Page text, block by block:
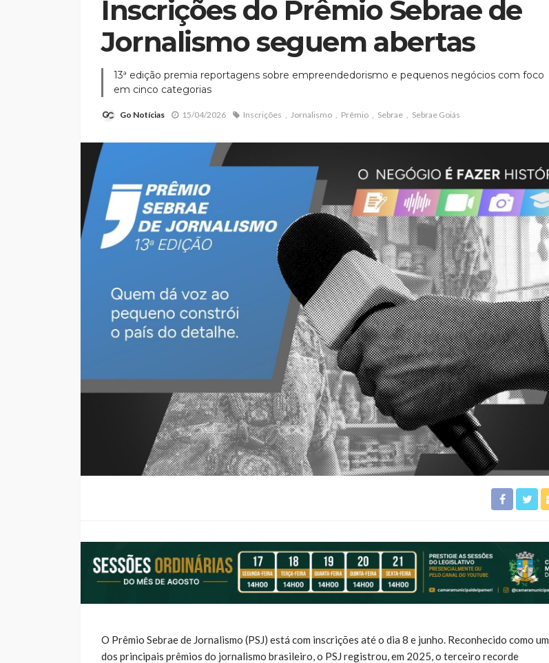
Inscrições do Prêmio Sebrae de
Jornalismo seguem abertas
13ª edição premia reportagens sobre empreendedorismo e pequenos negócios com foco
em cinco categorias
Go Notícias 15/04/2026 Inscrições Jornalismo Prêmio Sebrae Sebrae Goiás
O Prêmio Sebrae de Jornalismo (PSJ) está com inscrições até o dia 8 e junho. Reconhecido como um
dos principais prêmios do jornalismo brasileiro, o PSJ registrou, em 2025, o terceiro recorde